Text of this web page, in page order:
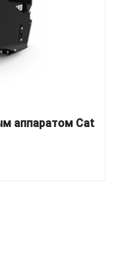
аппаратом Cat